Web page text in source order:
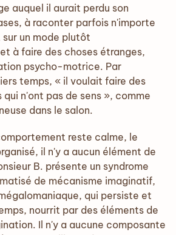
auquel il aurait perdu son
à raconter parfois n'importe
un mode plutôt
à faire des choses étranges,
psycho-motrice. Par
temps, « il voulait faire des
qui n'ont pas de sens », comme
dans le salon.
reste calme, le
il n'y a aucun élément de
B. présente un syndrome
de mécanisme imaginatif,
qui persiste et
nourrit par des éléments de
Il n'y a aucune composante